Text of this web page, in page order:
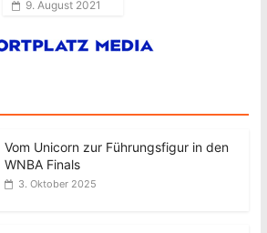
9. August 2021
Vom Unicorn zur Führungsfigur in den
WNBA Finals
3. Oktober 2025